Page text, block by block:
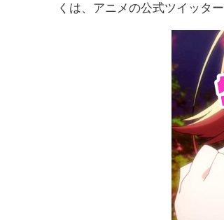
くは、アニメの公式ツイッター